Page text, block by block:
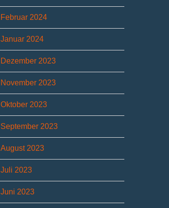
Februar 2024
Januar 2024
Dezember 2023
November 2023
Oktober 2023
September 2023
August 2023
Juli 2023
Juni 2023